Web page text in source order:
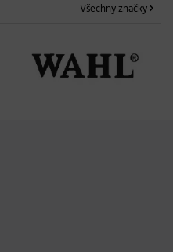
Všechny značky